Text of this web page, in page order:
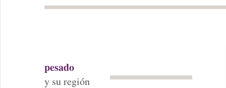
pesado
y su región